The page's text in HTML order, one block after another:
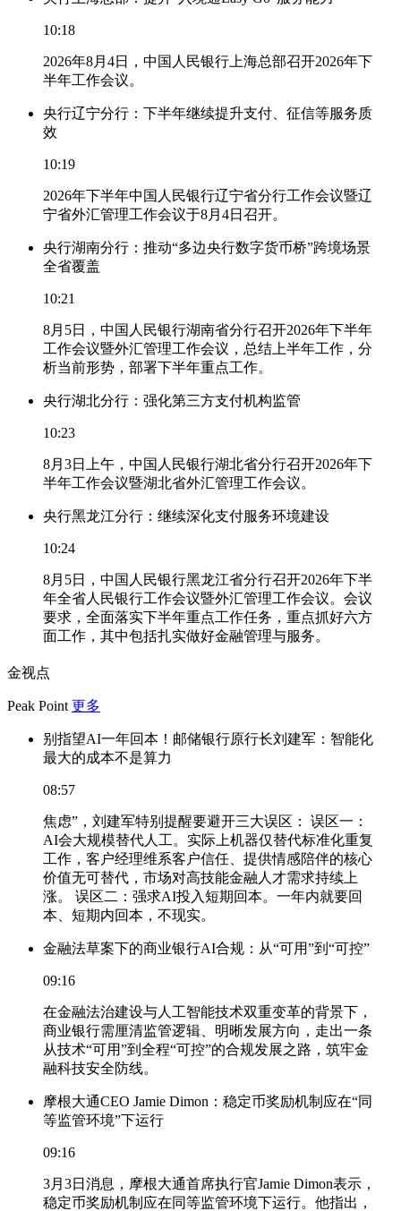
10:18
2026年8月4日，中国人民银行上海总部召开2026年下
半年工作会议。
央行辽宁分行：下半年继续提升支付、征信等服务质
效
10:19
2026年下半年中国人民银行辽宁省分行工作会议暨辽
宁省外汇管理工作会议于8月4日召开。
央行湖南分行：推动“多边央行数字货币桥”跨境场景
全省覆盖
10:21
8月5日，中国人民银行湖南省分行召开2026年下半年
工作会议暨外汇管理工作会议，总结上半年工作，分
析当前形势，部署下半年重点工作。
央行湖北分行：强化第三方支付机构监管
10:23
8月3日上午，中国人民银行湖北省分行召开2026年下
半年工作会议暨湖北省外汇管理工作会议。
央行黑龙江分行：继续深化支付服务环境建设
10:24
8月5日，中国人民银行黑龙江省分行召开2026年下半
年全省人民银行工作会议暨外汇管理工作会议。会议
要求，全面落实下半年重点工作任务，重点抓好六方
面工作，其中包括扎实做好金融管理与服务。
金视点
Peak Point 更多
别指望AI一年回本！邮储银行原行长刘建军：智能化
最大的成本不是算力
08:57
焦虑”，刘建军特别提醒要避开三大误区： 误区一：
AI会大规模替代人工。实际上机器仅替代标准化重复
工作，客户经理维系客户信任、提供情感陪伴的核心
价值无可替代，市场对高技能金融人才需求持续上
涨。 误区二：强求AI投入短期回本。一年内就要回
本、短期内回本，不现实。
金融法草案下的商业银行AI合规：从“可用”到“可控”
09:16
在金融法治建设与人工智能技术双重变革的背景下，
商业银行需厘清监管逻辑、明晰发展方向，走出一条
从技术“可用”到全程“可控”的合规发展之路，筑牢金
融科技安全防线。
摩根大通CEO Jamie Dimon：稳定币奖励机制应在“同
等监管环境”下运行
09:16
3月3日消息，摩根大通首席执行官Jamie Dimon表示，
稳定币奖励机制应在同等监管环境下运行。他指出，